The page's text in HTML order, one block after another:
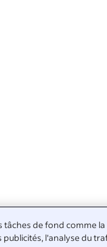
tâches de fond comme la
l'analyse du